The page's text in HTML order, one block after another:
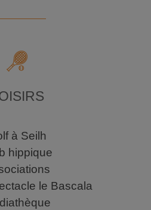
à Seilh
hippique
le Bascala